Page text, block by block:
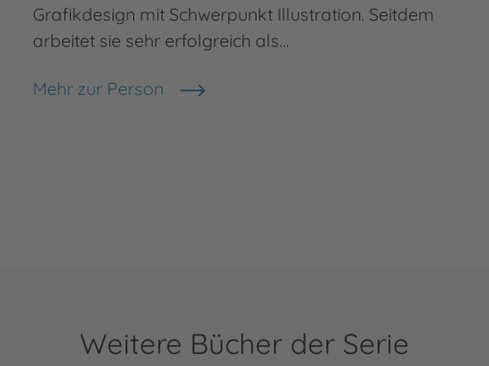
Grafikdesign mit Schwerpunkt Illustration. Seitdem
arbeitet sie sehr erfolgreich als…
Mehr zur Person
Annet Rudolph
Weitere Bücher der Serie